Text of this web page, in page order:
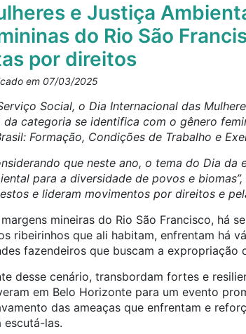
e Justiça
do Rio São
por direitos
em 07/03/2025
Social, o Dia Internacional das
da categoria se identifica com o gênero
Formação, Condições de Trabalho e
que neste ano, o tema do Dia da
para a diversidade de povos e
e lideram movimentos por direitos e
mineiras do Rio São Francisco, há
ribeirinhos que ali habitam, enfrentam há
fazendeiros que buscam a expropriação
desse cenário, transbordam fortes e
em Belo Horizonte para um evento
das ameaças que enfrentam e
escutá-las.